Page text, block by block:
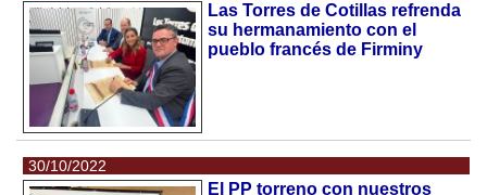
Las Torres de Cotillas refrenda
su hermanamiento con el
pueblo francés de Firminy
30/10/2022
El PP torreno con nuestros